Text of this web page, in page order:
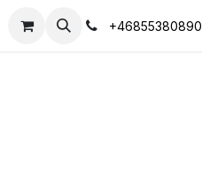
+46855380890